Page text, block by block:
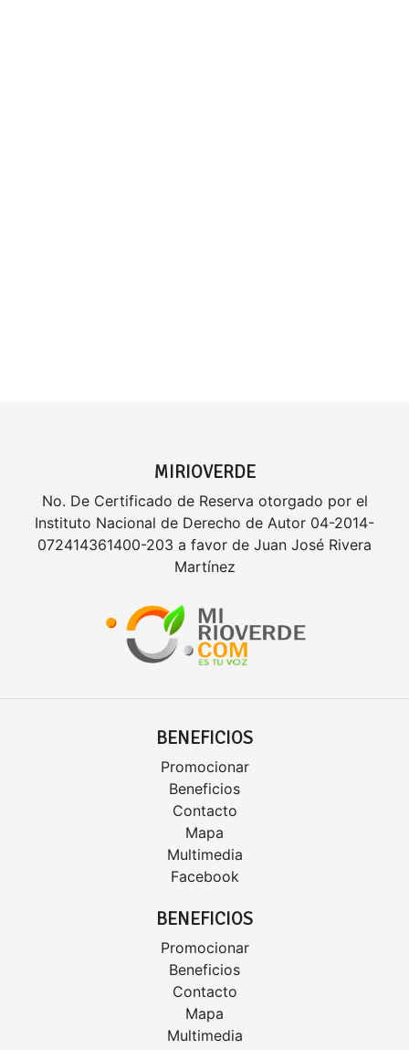
MIRIOVERDE
No. De Certificado de Reserva otorgado por el
Instituto Nacional de Derecho de Autor 04-2014-
072414361400-203 a favor de Juan José Rivera
Martínez
BENEFICIOS
Promocionar
Beneficios
Contacto
Mapa
Multimedia
Facebook
BENEFICIOS
Promocionar
Beneficios
Contacto
Mapa
Multimedia